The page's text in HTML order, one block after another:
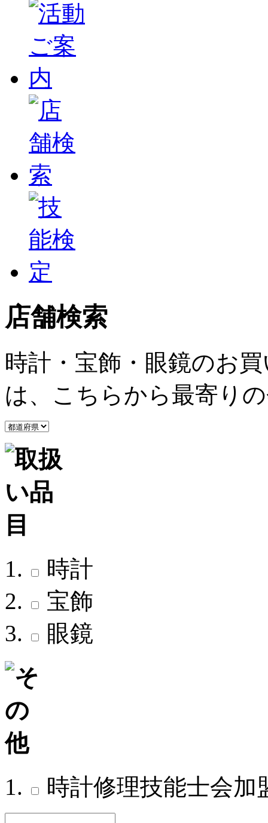
店舗検索
時計・宝飾・眼鏡のお
は、こちらから最寄り
時計
宝飾
眼鏡
時計修理技能士会加